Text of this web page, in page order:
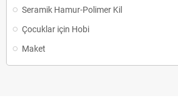
Seramik Hamur-Polimer Kil
Çocuklar için Hobi
Maket